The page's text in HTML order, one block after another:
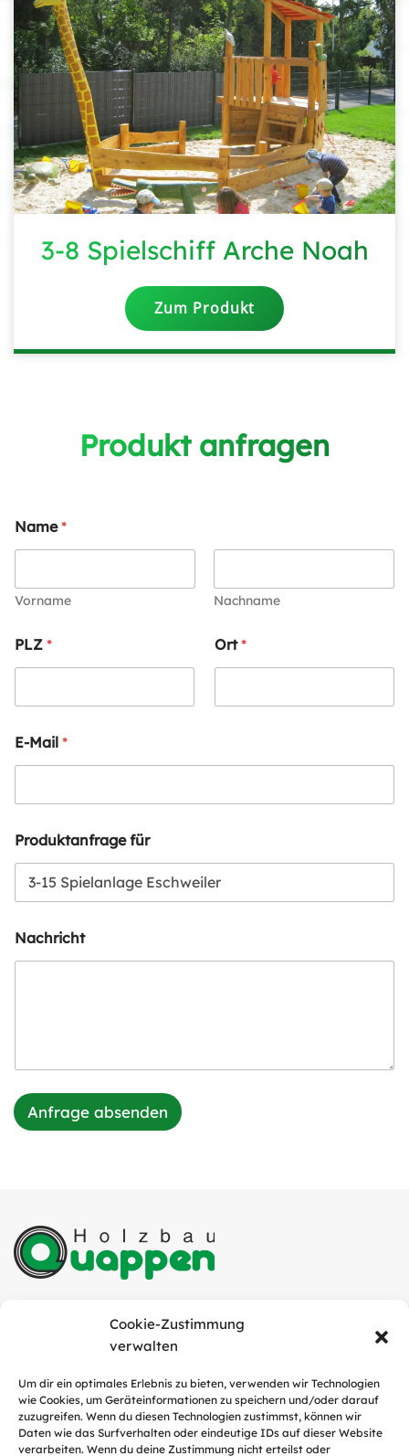
Cookie-Zustimmung
verwalten
Um dir ein optimales Erlebnis zu bieten, verwenden wir Technologien
wie Cookies, um Geräteinformationen zu speichern und/oder darauf
zuzugreifen. Wenn du diesen Technologien zustimmst, können wir
Daten wie das Surfverhalten oder eindeutige IDs auf dieser Website
verarbeiten. Wenn du deine Zustimmung nicht erteilst oder
3-8 Spielschiff Arche Noah
Zum Produkt
Produkt anfragen
Name*
Vorname Nachname
PLZ * Ort*
E-Mail *
Produktanfrage für
Nachricht
Anfrage absenden
Tel.: 05952 / 9311-0
E-Mail: info@quappen-holzbau.de